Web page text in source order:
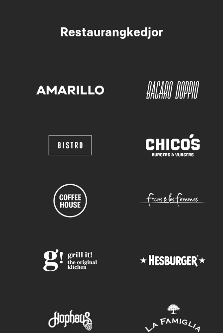
Restaurangkedjor